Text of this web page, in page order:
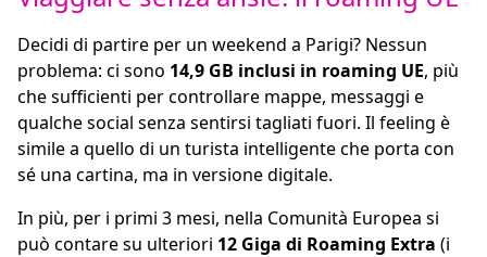
Decidi di partire per un weekend a Parigi? Nessun
problema: ci sono 14,9 GB inclusi in roaming UE, più
che sufficienti per controllare mappe, messaggi e
qualche social senza sentirsi tagliati fuori. Il feeling è
simile a quello di un turista intelligente che porta con
sé una cartina, ma in versione digitale.
In più, per i primi 3 mesi, nella Comunità Europea si
può contare su ulteriori 12 Giga di Roaming Extra (i